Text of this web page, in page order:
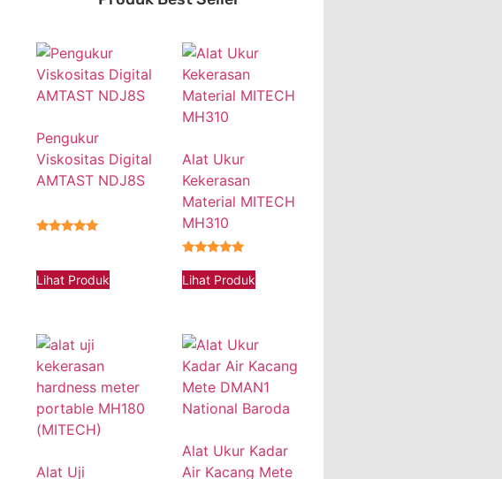
Pengukur
Viskositas Digital
AMTAST NDJ8S
Lihat Produk
Alat Ukur
Kekerasan
Material MITECH
MH310
Lihat Produk
Alat Uji
Alat Ukur Kadar
Air Kacang Mete